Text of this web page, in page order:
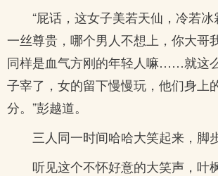
“屁话，这女子美若天仙，冷若
一丝尊贵，哪个男人不想上，你大哥
同样是血气方刚的年轻人嘛……就这
子宰了，女的留下慢慢玩，他们身上
分。”彭越道。
三人同一时间哈哈大笑起来，脚
听见这个不怀好意的大笑声，叶